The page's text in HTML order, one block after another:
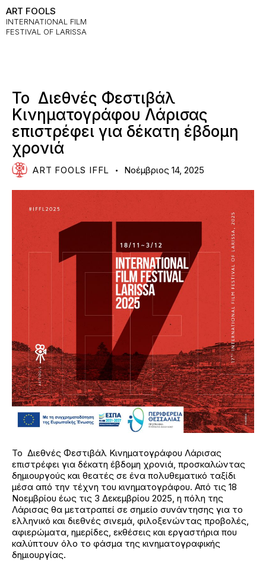
ART FOOLS
INTERNATIONAL FILM
FESTIVAL OF LARISSA
Το Διεθνές Φεστιβάλ
Κινηματογράφου Λάρισας
επιστρέφει για δέκατη έβδομη
χρονιά
ART FOOLS IFFL Νοέμβριος 14, 2025
Το Διεθνές Φεστιβάλ Κινηματογράφου Λάρισας
επιστρέφει για δέκατη έβδομη χρονιά, προσκαλώντας
δημιουργούς και θεατές σε ένα πολυθεματικό ταξίδι
μέσα από την τέχνη του κινηματογράφου. Από τις 18
Νοεμβρίου έως τις 3 Δεκεμβρίου 2025, η πόλη της
Λάρισας θα μετατραπεί σε σημείο συνάντησης για το
ελληνικό και διεθνές σινεμά, φιλοξενώντας προβολές,
αφιερώματα, ημερίδες, εκθέσεις και εργαστήρια που
καλύπτουν όλο το φάσμα της κινηματογραφικής
δημιουργίας.